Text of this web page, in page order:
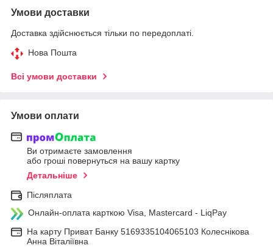
Умови доставки
Доставка здійснюється тільки по передоплаті.
Нова Пошта
Всі умови доставки
Умови оплати
Ви отримаєте замовлення
або гроші повернуться на вашу картку
Детальніше
Післяплата
Онлайн-оплата карткою Visa, Mastercard - LiqPay
На карту Приват Банку 5169335104065103 Колеснікова
Анна Віталіївна